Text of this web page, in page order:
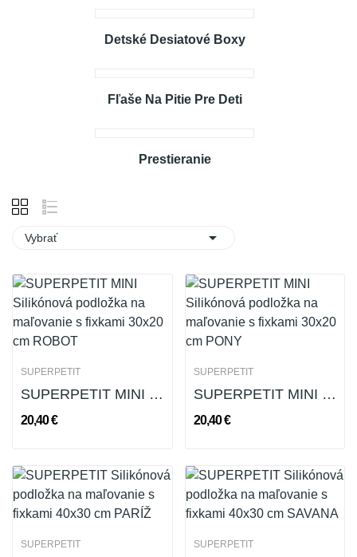
Detské Desiatové Boxy
Fľaše Na Pitie Pre Deti
Prestieranie
Vybrať 
SUPERPETIT
SUPERPETIT MINI Silikónová podložka na...
20,40 €
SUPERPETIT
SUPERPETIT MINI Silikónová podložka na...
20,40 €
SUPERPETIT SUPERPETIT